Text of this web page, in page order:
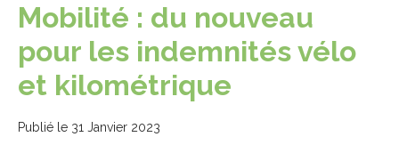
Mobilité : du nouveau
pour les indemnités vélo
et kilométrique
Publié le 31 Janvier 2023